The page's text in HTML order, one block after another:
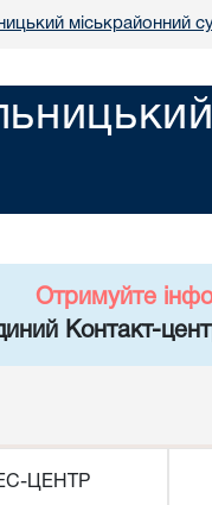
міськрайонний
Отримуйте
Контакт-
ЦЕНТР